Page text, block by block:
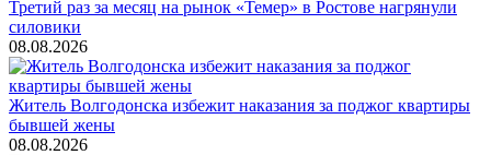
Третий раз за месяц на рынок «Темер» в Ростове нагрянули
силовики
08.08.2026
Житель Волгодонска избежит наказания за поджог квартиры
бывшей жены
08.08.2026